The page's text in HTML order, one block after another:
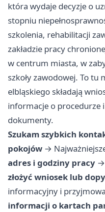
która wydaje decyzje o
stopniu
szkolenia, rehabilitacji
zakładzie pracy
w centrum miasta, w
szkoły zawodowej. To tu
elbląskiego składają
informacje o procedurze
dokumenty.
Szukam szybkich
pokojów →
adres i godziny pracy →
złożyć wniosek lub
informacyjny i
informacji o kartach